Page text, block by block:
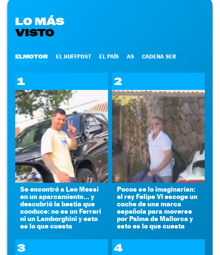
LO MÁS
VISTO
ELMOTOR EL HUFFPOST EL PAÍS AS CADENA SER
1
Se encontró a Leo Messi
en un aparcamiento... y
descubrió la bestia que
conduce: no es un Ferrari
ni un Lamborghini y esto
es lo que cuesta
2
Pocos se lo imaginarían:
el rey Felipe VI escoge un
coche de una marca
española para moverse
por Palma de Mallorca y
esto es lo que cuesta
3 4